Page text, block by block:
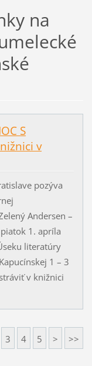
na
S
v
pozýva
Andersen –
1. apríla
literatúry
1 – 3
v knižnici
3 4 5 > >>